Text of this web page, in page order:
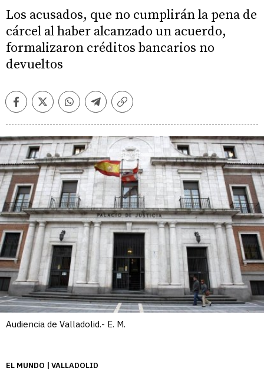
Los acusados, que no cumplirán la pena de
cárcel al haber alcanzado un acuerdo,
formalizaron créditos bancarios no
devueltos
FacebookTwitterWhatsappTelegramCopiar
Audiencia de Valladolid.- E. M.
EL MUNDO | VALLADOLID